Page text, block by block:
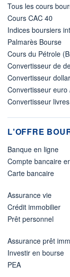
Tous les cours
Cours CAC 40
Indices boursiers
Palmarès Bourse
Cours du Pétrole
Convertisseur de
Convertisseur
Convertisseur euro
Convertisseur
L'OFFRE
Banque en ligne
Compte bancaire
Carte bancaire
Assurance vie
Crédit immobilier
Prêt personnel
Assurance prêt
Investir en bourse
PEA